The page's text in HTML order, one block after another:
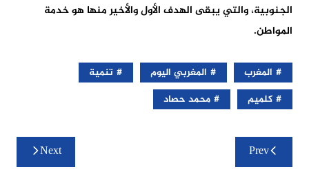
الجنوبية، والتي يبقى الهدف الأول والأخير منها هو خدمة
المواطن.
المغرب المغربي اليوم
تنمية
كلميم
محمد حصاد
تصفّح
المقالاتPrev
Next